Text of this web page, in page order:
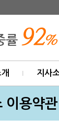
지사
이용약관